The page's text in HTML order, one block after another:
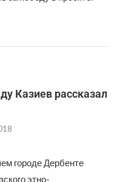
Казиев рассказал
городе Дербенте
этно-